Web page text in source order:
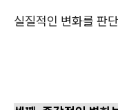
실질적인 변화를 판